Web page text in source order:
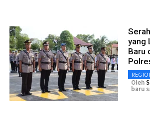
yang
Baru
Oleh
baru